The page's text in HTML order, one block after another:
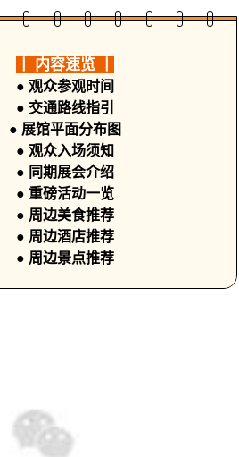
丨 内容速览 丨
● 观众参观时间
● 交通路线指引
● 展馆平面分布图
● 观众入场须知
● 同期展会介绍
● 重磅活动一览
● 周边美食推荐
● 周边酒店推荐
● 周边景点推荐